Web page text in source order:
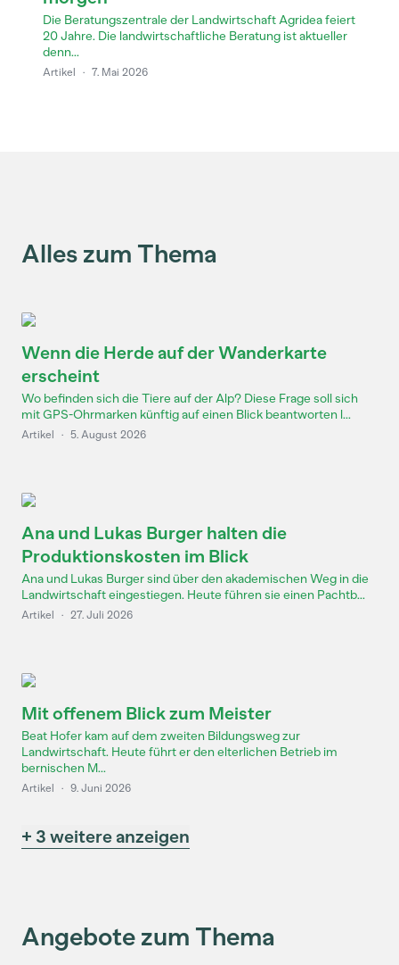
Die Beratungszentrale der Landwirtschaft Agridea feiert
20 Jahre. Die landwirtschaftliche Beratung ist aktueller
denn...
Artikel · 7. Mai 2026
Alles zum Thema
Wenn die Herde auf der Wanderkarte
erscheint
Wo befinden sich die Tiere auf der Alp? Diese Frage soll sich
mit GPS-Ohrmarken künftig auf einen Blick beantworten l...
Artikel · 5. August 2026
Ana und Lukas Burger halten die
Produktionskosten im Blick
Ana und Lukas Burger sind über den akademischen Weg in die
Landwirtschaft eingestiegen. Heute führen sie einen Pachtb...
Artikel · 27. Juli 2026
Mit offenem Blick zum Meister
Beat Hofer kam auf dem zweiten Bildungsweg zur
Landwirtschaft. Heute führt er den elterlichen Betrieb im
bernischen M...
Artikel · 9. Juni 2026
+ 3 weitere anzeigen
Angebote zum Thema